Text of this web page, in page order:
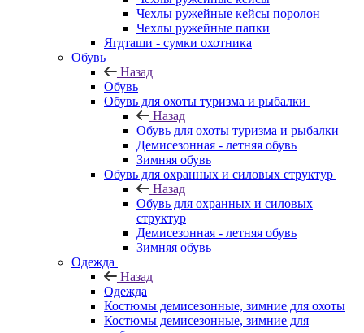
Чехлы ружейные кейсы поролон
Чехлы ружейные папки
Ягдташи - сумки охотника
Обувь
Назад
Обувь
Обувь для охоты туризма и рыбалки
Назад
Обувь для охоты туризма и рыбалки
Демисезонная - летняя обувь
Зимняя обувь
Обувь для охранных и силовых структур
Назад
Обувь для охранных и силовых
структур
Демисезонная - летняя обувь
Зимняя обувь
Одежда
Назад
Одежда
Костюмы демисезонные, зимние для охоты
Костюмы демисезонные, зимние для